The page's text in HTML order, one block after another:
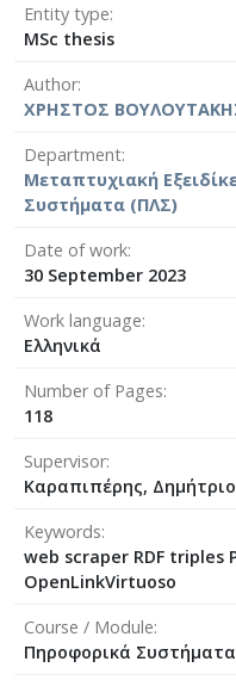
Entity type
MSc thesis
Author
ΧΡΗΣΤΟΣ
Department
Μεταπτυχιακή
Συστήματα (ΠΛΣ)
Date of work
30 September 2023
Work language
Ελληνικά
Number of Pages
118
Supervisor
Καραπιπέρης,
Keywords
web scraper RDF triples
OpenLinkVirtuoso
Course / Module
Πηροφορικά Συστήματα